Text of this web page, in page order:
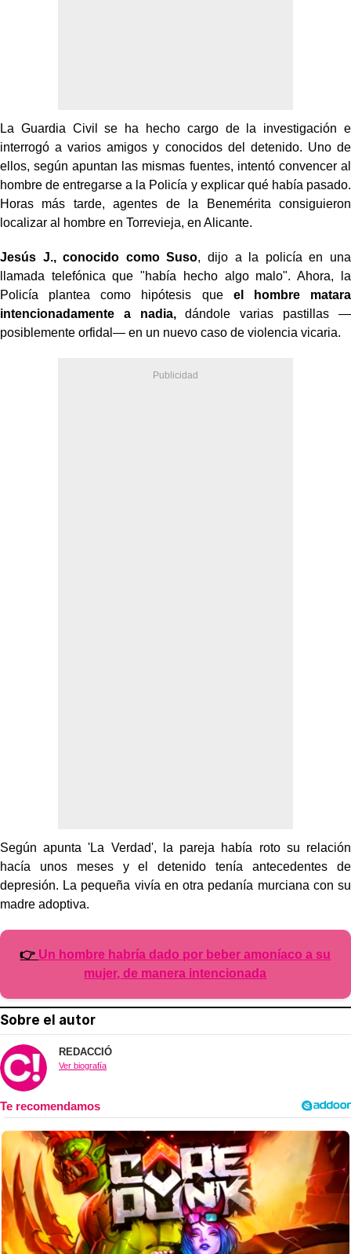
La Guardia Civil se ha hecho cargo de la investigación e
interrogó a varios amigos y conocidos del detenido. Uno de
ellos, según apuntan las mismas fuentes, intentó convencer al
hombre de entregarse a la Policía y explicar qué había pasado.
Horas más tarde, agentes de la Benemérita consiguieron
localizar al hombre en Torrevieja, en Alicante.
Jesús J., conocido como Suso, dijo a la policía en una
llamada telefónica que "había hecho algo malo". Ahora, la
Policía plantea como hipótesis queel hombre matara
intencionadamente a nadia,dándole varias pastillas —
posiblemente orfidal— en un nuevo caso de violencia vicaria.
Según apunta 'La Verdad', la pareja había roto su relación
hacía unos meses y el detenido tenía antecedentes de
depresión. La pequeña vivía en otra pedanía murciana con su
madre adoptiva.
👉 Un hombre habría dado por beber amoníaco a su
mujer, de manera intencionada
Sobre el autor
REDACCIÓ
Ver biografía